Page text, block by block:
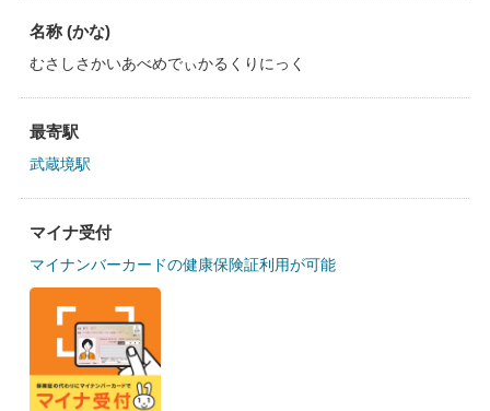
名称 (かな)
むさしさかいあべめでぃかるくりにっく
最寄駅
武蔵境駅
マイナ受付
マイナンバーカードの健康保険証利用が可能